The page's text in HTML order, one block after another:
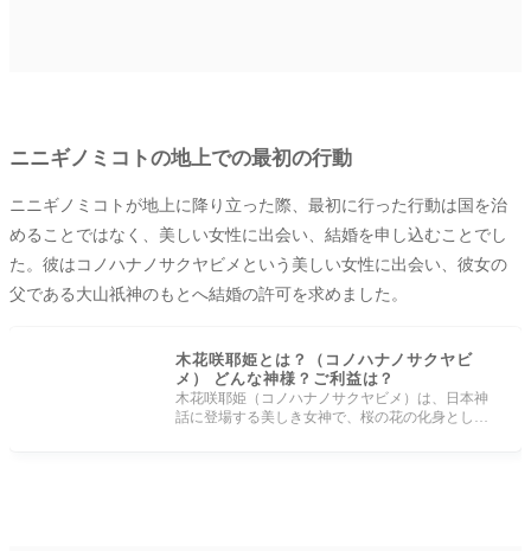
ニニギノミコトの地上での最初の行動
ニニギノミコトが地上に降り立った際、最初に行った行動は国を治
めることではなく、美しい女性に出会い、結婚を申し込むことでし
た。彼はコノハナノサクヤビメという美しい女性に出会い、彼女の
父である大山祇神のもとへ結婚の許可を求めました。
木花咲耶姫とは？（コノハナノサクヤビ
メ） どんな神様？ご利益は？
木花咲耶姫（コノハナノサクヤビメ）は、日本神
話に登場する美しき女神で、桜の花の化身として